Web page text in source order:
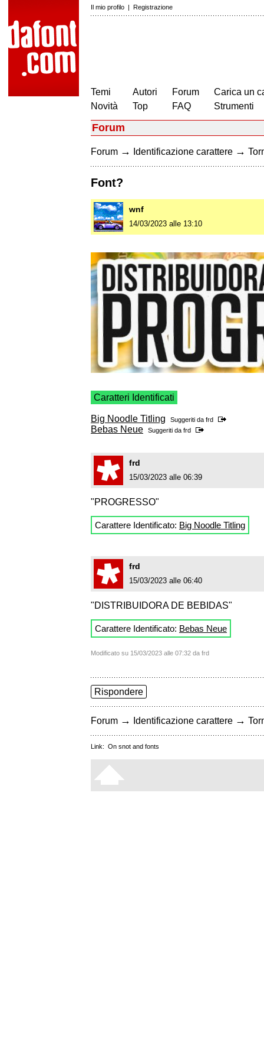
Il mio profilo | Registrazione
Temi
Novità
Autori
Top
Forum
FAQ
Carica un
Strumenti
Forum
Forum → Identificazione carattere →
Font?
wnf
14/03/2023 alle 13:10
Caratteri Identificati
Big Noodle Titling Suggeriti da frd
Bebas Neue Suggeriti da frd
frd
15/03/2023 alle 06:39
"PROGRESSO"
Carattere Identificato: Big Noodle Titling
frd
15/03/2023 alle 06:40
"DISTRIBUIDORA DE BEBIDAS"
Carattere Identificato: Bebas Neue
Modificato su 15/03/2023 alle 07:32 da frd
Rispondere
Forum → Identificazione carattere →
Link: On snot and fonts